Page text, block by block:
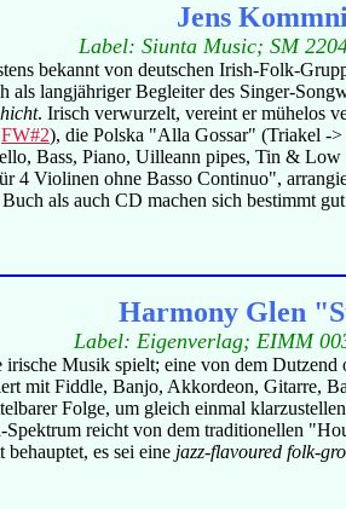
Jens
Label: Siunta Music; SM
bekannt von deutschen Irish-Folk-
als langjähriger Begleiter des Singer-
. Irisch verwurzelt, vereint er mühelos
FW#2), die Polska "Alla Gossar" (Triakel ->
Bass, Piano, Uilleann pipes, Tin &
4 Violinen ohne Basso Continuo",
als auch CD machen sich bestimmt
Harmony Glen
Label: Eigenverlag; EIMM
Musik spielt; eine von dem
mit Fiddle, Banjo, Akkordeon, Gitarre,
Folge, um gleich einmal
Spektrum reicht von dem traditionellen
es sei eine jazz-flavoured folk-